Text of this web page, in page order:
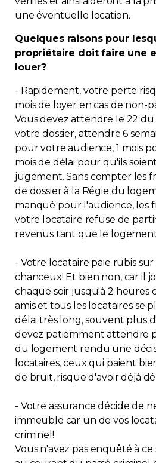
une éventuelle location.
Quelques raisons pour
propriétaire doit faire une
louer?
- Rapidement, votre perte
mois de loyer en cas de non-
Vous devez attendre le 22
votre dossier, attendre 6
pour votre audience, 1 mois
mois de délai pour qu'ils
jugement. Sans compter les
de dossier à la Régie du
manqué pour l'audience, les
votre locataire refuse de
revenus tant que le
- Votre locataire paie rubis
chanceux! Et bien non, car il
chaque soir jusqu'à 2 heures
amis et tous les locataires se
délai très long, souvent plus
devez patiemment attendre
du logement rendu une
locataires, ceux qui paient
de bruit, risque d'avoir déjà
- Votre assurance décide de
immeuble car un de vos
criminel!
Vous n'avez pas enquêté à